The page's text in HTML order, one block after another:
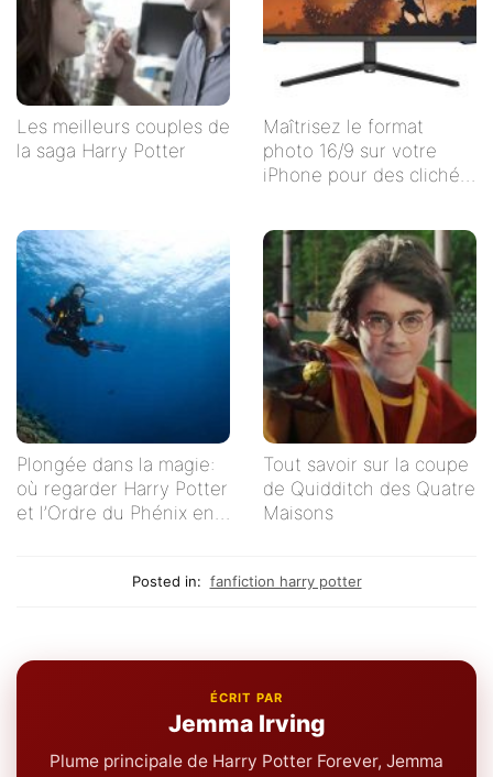
Les meilleurs couples de
la saga Harry Potter
Maîtrisez le format
photo 16/9 sur votre
iPhone pour des clichés
Plongée dans la magie:
où regarder Harry Potter
et l’Ordre du Phénix en
Tout savoir sur la coupe
de Quidditch des Quatre
Maisons
Posted in: fanfiction harry potter
ÉCRIT PAR
Jemma Irving
Plume principale de Harry Potter Forever, Jemma